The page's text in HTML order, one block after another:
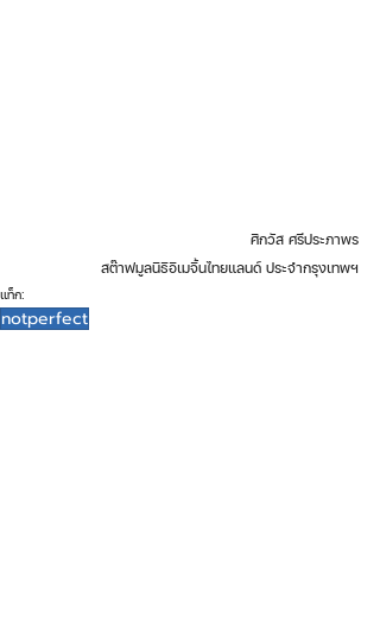
ศิกวัส ศรีประภาพร
สต๊าฟมูลนิธิอิเมจิ้นไทยแลนด์ ประจำกรุงเทพฯ
แท็ก:
notperfect